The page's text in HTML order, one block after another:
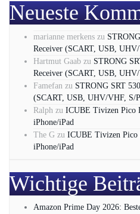
Neueste
marianne merkens zu
Receiver (SCART, USB,
Hartmut Gaab zu STRONG
Receiver (SCART, USB,
Famefan zu STRONG SRT
(SCART, USB, UHV/VHF, S/
Ralph zu ICUBE Tivizen Pico
iPhone/iPad
The G zu ICUBE Tivizen
iPhone/iPad
Wichtige
Amazon Prime Day 2026: